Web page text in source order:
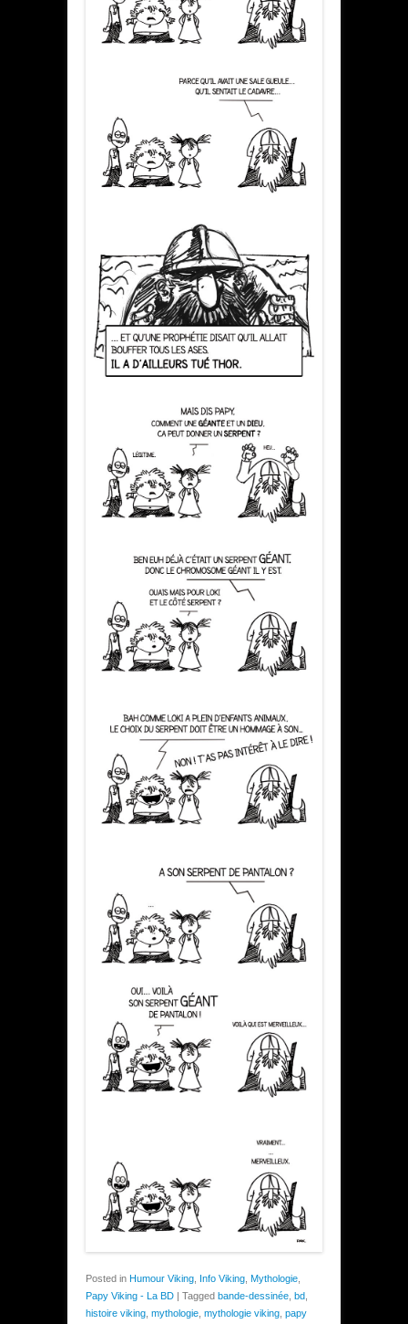
Posted in Humour Viking Info Viking Mythologie
Papy Viking - La BD | Tagged bande-dessinée bd
histoire viking mythologie mythologie viking papy